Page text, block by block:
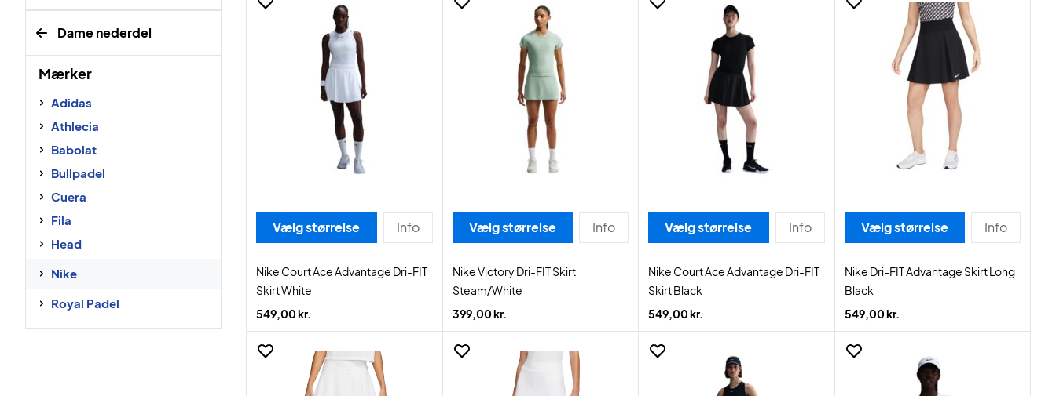
Dame nederdel
Mærker
Adidas
Athlecia
Babolat
Bullpadel
Cuera
Fila
Head
Nike
Royal Padel
Vælg størrelse Info
Nike Court Ace Advantage Dri-FIT
Skirt White
549,00 kr.
Vælg størrelse Info
Nike Victory Dri-FIT Skirt
Steam/White
399,00 kr.
Vælg størrelse Info
Nike Court Ace Advantage Dri-FIT
Skirt Black
549,00 kr.
Vælg størrelse Info
Nike Dri-FIT Advantage Skirt Long
Black
549,00 kr.